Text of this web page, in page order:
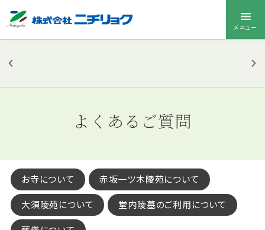
メニュー
お墓メニューをよくあるご質問
お寺について 赤坂一ツ木陵苑について
大須陵苑について 堂内陵墓のご利用について